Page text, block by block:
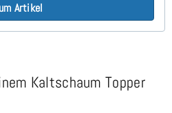
Artikel
Kaltschaum Topper